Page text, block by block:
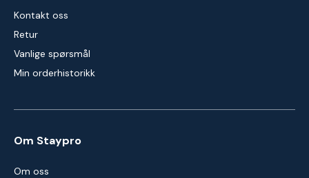
Kontakt oss
Retur
Vanlige spørsmål
Min orderhistorikk
Om Staypro
Om oss